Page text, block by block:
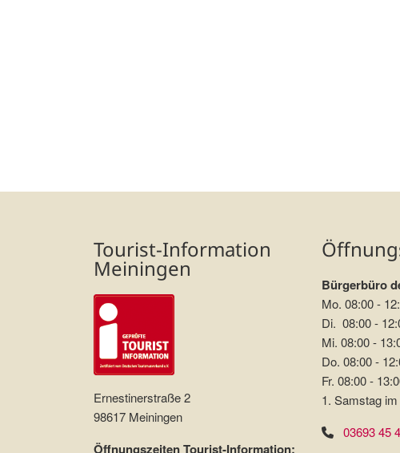
Tourist-Information
Meiningen
Ernestinerstraße 2
98617 Meiningen
Öffnungszeiten Tourist-Information:
Bürgerbüro
Mo. 08:00 -
Di. 08:00 -
Mi. 08:00 -
Do. 08:00 -
Fr. 08:00 -
1. Samstag
03693 45